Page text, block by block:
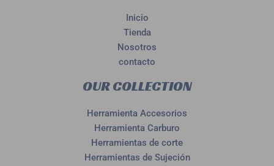
Inicio
Tienda
Nosotros
contacto
OUR COLLECTION
Herramienta Accesorios
Herramienta Carburo
Herramientas de corte
Herramientas de Sujeción